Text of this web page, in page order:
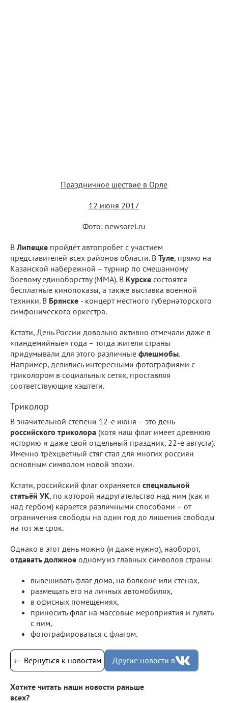
Праздничное шествие в Орле
12 июня 2017
Фото: newsorel.ru
В Липецке пройдёт автопробег с участием
представителей всех районов области. В Туле, прямо на
Казанской набережной – турнир по смешанному
боевому единоборству (ММА). В Курске состоятся
бесплатные кинопоказы, а также выставка военной
техники. В Брянске - концерт местного губернаторского
симфонического оркестра.
Кстати, День России довольно активно отмечали даже в
«пандемийные» года – тогда жители страны
придумывали для этого различные флешмобы.
Например, делились интересными фотографиями с
триколором в социальных сетях, проставляя
соответствующие хэштеги.
Триколор
В значительной степени 12-е июня – это день
российского триколора (хотя наш флаг имеет древнюю
историю и даже свой отдельный праздник, 22-е августа).
Именно трёхцветный стяг стал для многих россиян
основным символом новой эпохи.
Кстати, российский флаг охраняется специальной
статьёй УК, по которой надругательство над ним (как и
над гербом) карается различными способами – от
ограничения свободы на один год до лишения свободы
на тот же срок.
Однако в этот день можно (и даже нужно), наоборот,
отдавать должное одному из главных символов страны:
вывешивать флаг дома, на балконе или стенах,
размещать его на личных автомобилях,
в офисных помещениях,
приносить флаг на массовые мероприятия и гулять
с ним,
фотографироваться с флагом.
← Вернуться к новостям Другие новости в
Хотите читать наши новости раньше
всех?